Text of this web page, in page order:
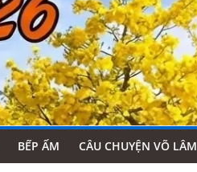
BẾP ẤM CÂU CHUYỆN VÕ LÂM